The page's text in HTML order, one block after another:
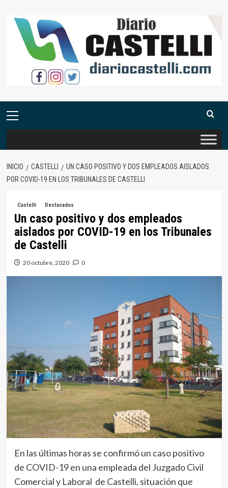
contenido
Menú
INICIO CASTELLI
UN CASO POSITIVO Y DOS EMPLEADOS AISLADOS
POR COVID-19 EN LOS TRIBUNALES DE CASTELLI
Castelli Destacados
Un caso positivo y dos empleados
aislados por COVID-19 en los Tribunales
de Castelli
20 octubre, 2020 0
En las últimas horas se confirmó un caso positivo
de COVID-19 en una empleada del Juzgado Civil
Comercial y Laboral de Castelli, situación que